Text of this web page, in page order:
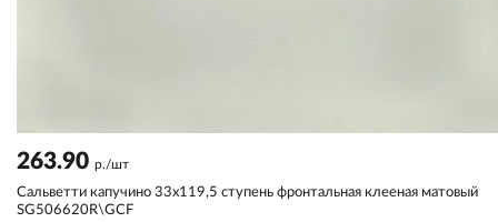
263.90 р./шт
Сальветти капучино 33x119,5 ступень фронтальная клееная матовый
SG506620R\GCF